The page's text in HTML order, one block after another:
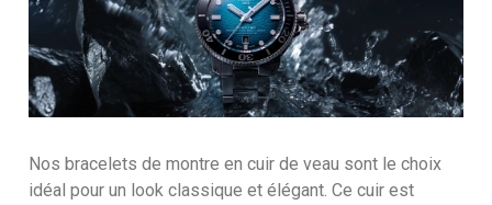
Nos bracelets de montre en cuir de veau sont le choix
idéal pour un look classique et élégant. Ce cuir est